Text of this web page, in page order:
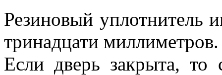
Резиновый уплотнитель
тринадцати миллиметров.
Если дверь закрыта, то